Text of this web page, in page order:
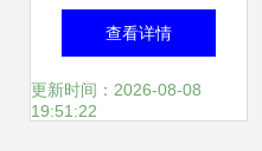
来 南通营销服务中
心盐城推广服务策
查看详情
更新时间：2026-08-08
19:51:22